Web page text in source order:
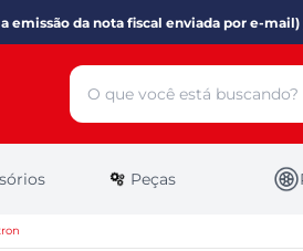
a emissão da nota fiscal enviada por e-mail)
Peças